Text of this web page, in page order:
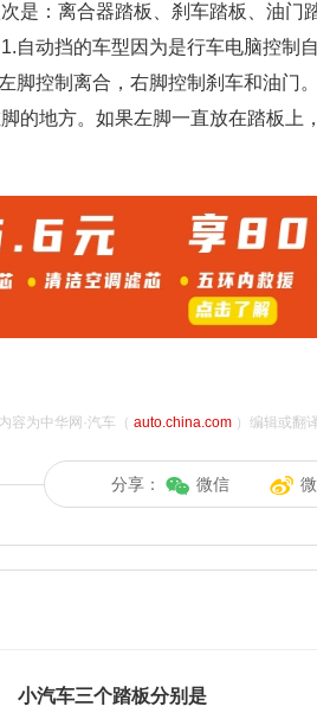
是：离合器踏板、刹车踏板、油门
自动挡的车型因为是行车电脑控制
脚控制离合，右脚控制刹车和油门
的地方。如果左脚一直放在踏板上
容为中华网·汽车（ auto.china.com）编辑或翻
分享： 微信
小汽车三个踏板分别是